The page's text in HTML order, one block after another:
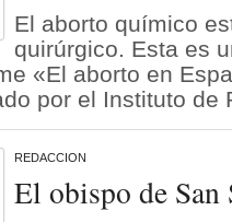
El aborto químico
quirúrgico. Esta es
«El aborto en
por el Instituto
REDACCION
El obispo de San